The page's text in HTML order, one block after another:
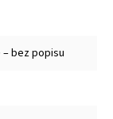
bez popisu